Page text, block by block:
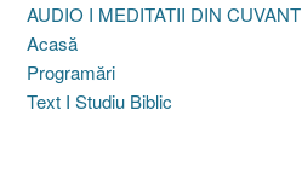
AUDIO I MEDITATII DIN CUVANT
Acasă
Programări
Text I Studiu Biblic